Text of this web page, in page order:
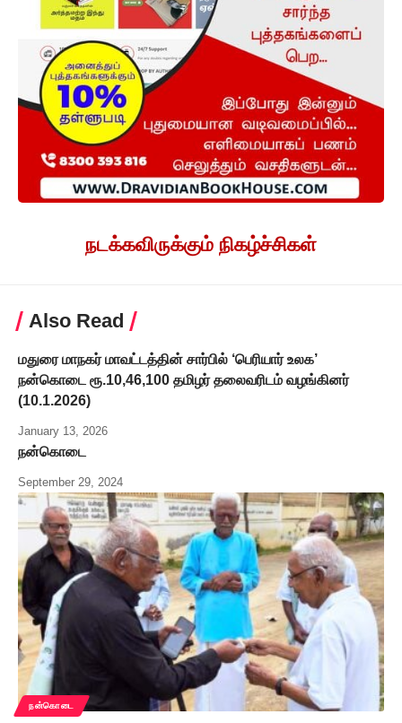
நடக்கவிருக்கும் நிகழ்ச்சிகள்
Also Read
மதுரை மாநகர் மாவட்டத்தின் சார்பில் ‘பெரியார் உலக’
நன்கொடை ரூ.10,46,100 தமிழர் தலைவரிடம் வழங்கினர்
(10.1.2026)
January 13, 2026
நன்கொடை
September 29, 2024
நன்கொடை